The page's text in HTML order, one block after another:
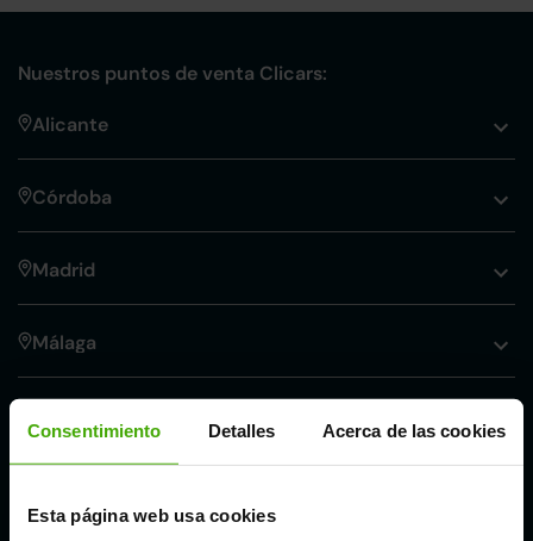
Consentimiento Detalles Acerca de las cookies
Esta página web usa cookies
Nuestros puntos de venta Clicars:
Alicante
Córdoba
Madrid
Málaga